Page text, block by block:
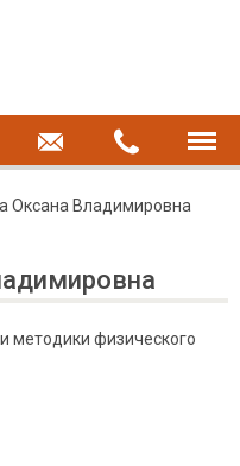
Оксана Владимировна
методики физического